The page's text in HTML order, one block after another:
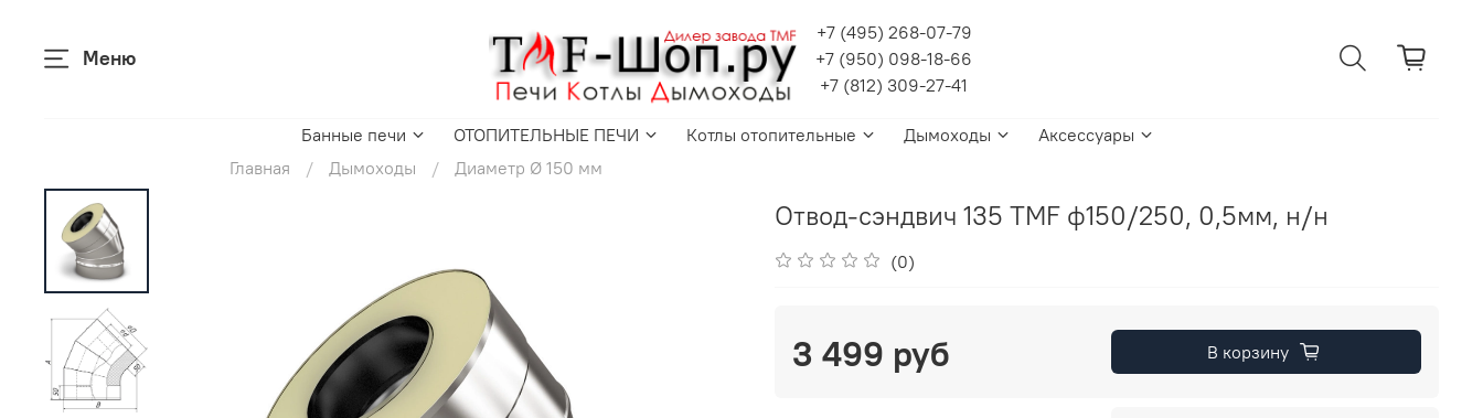
Меню
+7 (495) 268-07-79
+7 (950) 098-18-66
+7 (812) 309-27-41
Банные печи ОТОПИТЕЛЬНЫЕ ПЕЧИ Котлы отопительные Дымоходы
Аксессуары
Главная
Дымоходы Диаметр Ø 150 мм
Отвод-сэндвич 135 TMF ф150/250, 0,5мм, н/н
(0)
3 499 руб В корзину